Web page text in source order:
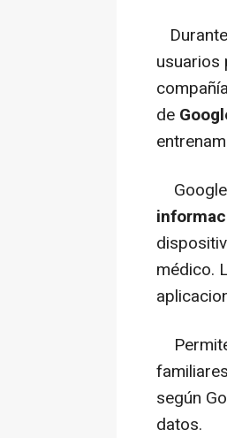
usuarios
de
médico.
según
datos.